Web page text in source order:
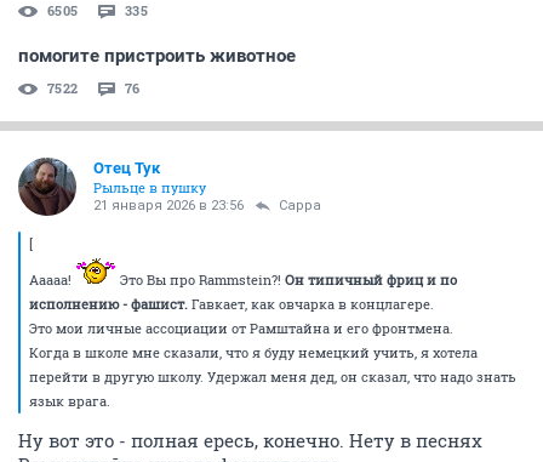
6505 335
помогите пристроить животное
7522 76
Отец Тук
Рыльце в пушку
21 января 2026 в 23:56 Сарра
[
Ааааа!
Это Вы про Rammstein?! Он типичный фриц и по
исполнению - фашист. Гавкает, как овчарка в концлагере.
Это мои личные ассоциации от Рамштайна и его фронтмена.
Когда в школе мне сказали, что я буду немецкий учить, я хотела
перейти в другую школу. Удержал меня дед, он сказал, что надо знать
язык врага.
Ну вот это - полная ересь, конечно. Нету в песнях